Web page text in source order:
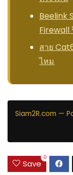
Beelink
Firewall
สาย
ไหม
Siam2R.com —
Save
0